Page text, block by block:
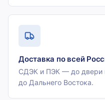
Доставка по всей
СДЭК и ПЭК — до двери
до Дальнего Востока.